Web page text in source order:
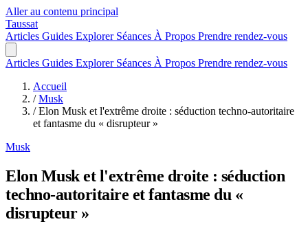
Aller au contenu principal
Taussat
Articles Guides Explorer Séances À Propos Prendre rendez-vous
Articles Guides Explorer Séances À Propos Prendre rendez-vous
Accueil
/ Musk
/ Elon Musk et l'extrême droite : séduction techno-autoritaire
et fantasme du « disrupteur »
Musk
Elon Musk et l'extrême droite : séduction
techno-autoritaire et fantasme du «
disrupteur »